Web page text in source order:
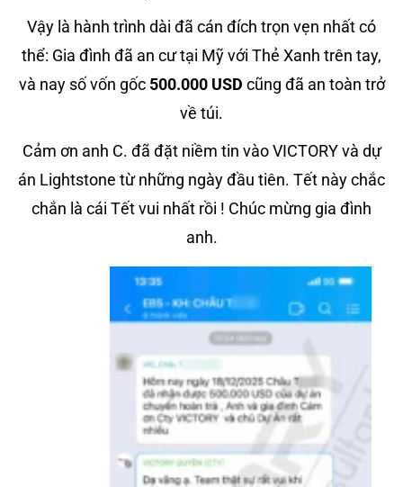
Vậy là hành trình dài đã cán đích trọn vẹn nhất có
thể: Gia đình đã an cư tại Mỹ với Thẻ Xanh trên tay,
và nay số vốn gốc 500.000 USD cũng đã an toàn trở
về túi.
Cảm ơn anh C. đã đặt niềm tin vào VICTORY và dự
án Lightstone từ những ngày đầu tiên. Tết này chắc
chắn là cái Tết vui nhất rồi ! Chúc mừng gia đình
anh.